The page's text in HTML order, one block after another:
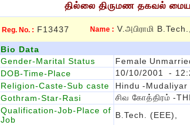
தில்லை திருமண தகவல்
Reg. No. : F13437 Name : V.அபிராமி B.Tech.,
Bio Data
Gender-Marital Status
Female
DOB-Time-Place
10/10/2001 -
Religion-Caste-Sub caste
Hindu -Mudaliyar
Gothram-Star-Rasi
சிவ கோத்திரம் -
Qualification-Job-Place of
Job
B.Tech. (EEE),